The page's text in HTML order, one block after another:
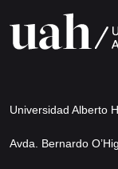
Universidad Alberto
Avda. Bernardo